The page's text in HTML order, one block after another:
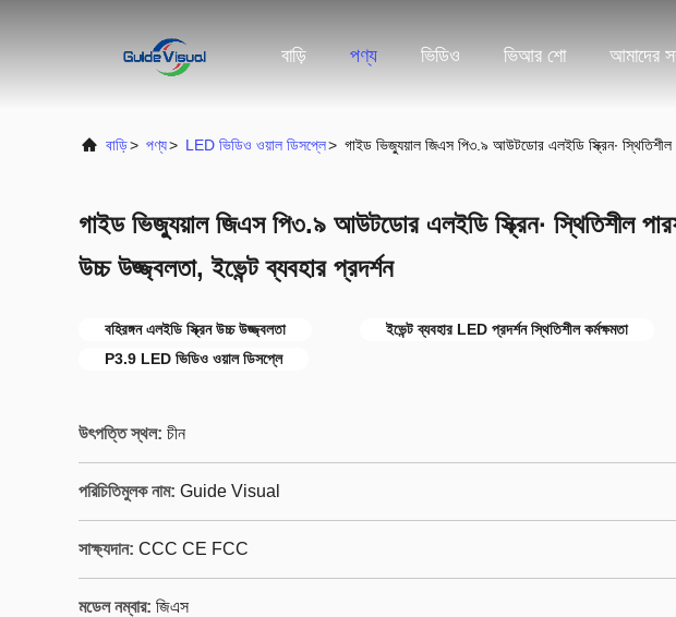
বাড়ি পণ্য ভিডিও ভিআর শো আমাদের
বাড়ি> পণ্য> LED ভিডিও ওয়াল ডিসপ্লে> গাইড ভিজ্যুয়াল জিএস পি৩.৯ আউটডোর এলইডি স্ক্রিন∙ স্থিতিশীল
গাইড ভিজ্যুয়াল জিএস পি৩.৯ আউটডোর এলইডি স্ক্রিন∙ স্থিতিশীল
উচ্চ উজ্জ্বলতা, ইভেন্ট ব্যবহার প্রদর্শন
বহিরঙ্গন এলইডি স্ক্রিন উচ্চ উজ্জ্বলতা
ইভেন্ট ব্যবহার LED প্রদর্শন স্থিতিশীল কর্মক্ষমতা
P3.9 LED ভিডিও ওয়াল ডিসপ্লে
উৎপত্তি স্থল: চীন
পরিচিতিমুলক নাম: Guide Visual
সাক্ষ্যদান: CCC CE FCC
মডেল নম্বার: জিএস